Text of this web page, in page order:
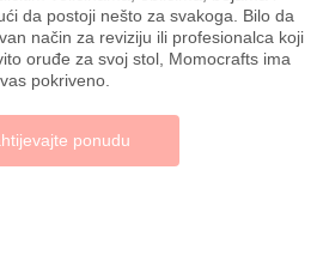
da postoji nešto za svakoga. Bilo da
način za reviziju ili profesionalca koji
oruđe za svoj stol, Momocrafts ima
vas pokriveno.
ponudu